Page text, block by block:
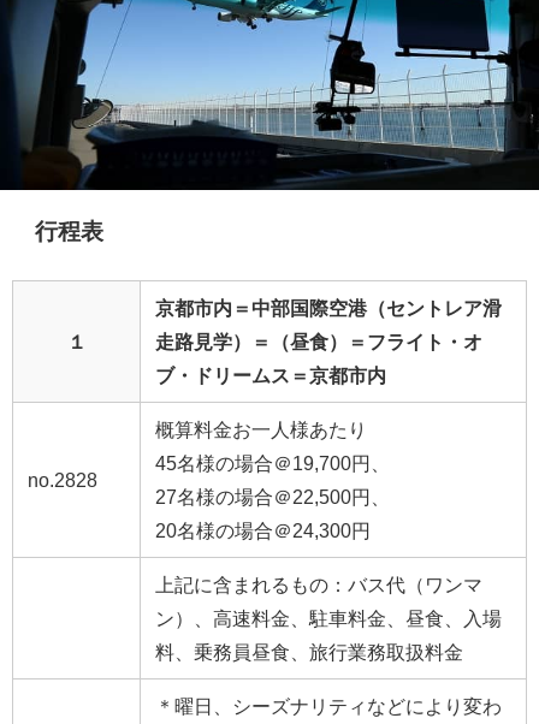
行程表
１
京都市内＝中部国際空港（セントレア滑
走路見学）＝（昼食）＝フライト・オ
ブ・ドリームス＝京都市内
no.2828
概算料金お一人様あたり
45名様の場合＠19,700円、
27名様の場合＠22,500円、
20名様の場合＠24,300円
上記に含まれるもの：バス代（ワンマ
ン）、高速料金、駐車料金、昼食、入場
料、乗務員昼食、旅行業務取扱料金
＊曜日、シーズナリティなどにより変わ